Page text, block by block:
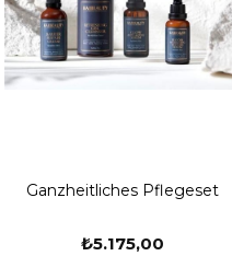
Ganzheitliches Pflegeset
₺5.175,00